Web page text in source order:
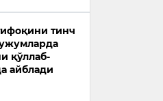
тинч
қўллаб-
айблади